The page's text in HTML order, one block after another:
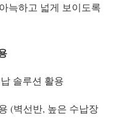
늑하고 넓게 보이도록
솔루션 활용
(벽선반, 높은 수납장